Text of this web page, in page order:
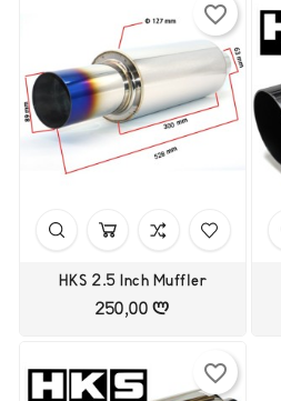
HKS 2.5 Inch Muffler
250,00 ლ
favorite_border
favorite_border